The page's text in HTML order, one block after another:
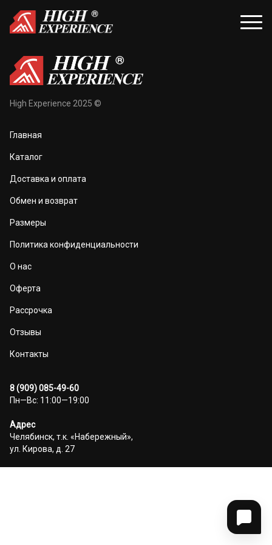
и перчатки
и маски
High Experience 2025 ©
Главная
Каталог
Доставка и оплата
Обмен и возврат
Размеры
Политика конфиденциальности
О нас
Оферта
Рассрочка
Отзывы
Контакты
8 (909) 085-49-60
Пн—Вс: 11:00—19:00
Адрес
Челябинск, т.к. «Набережный»,
ул. Кирова, д. 27